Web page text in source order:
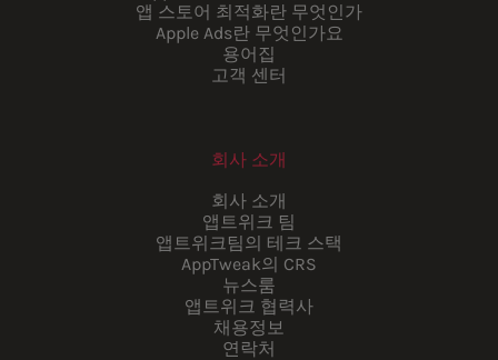
앱 스토어 최적화란 무엇인가
Apple Ads란 무엇인가요
용어집
고객 센터
회사 소개
회사 소개
앱트위크 팀
앱트위크팀의 테크 스택
AppTweak의 CRS
뉴스룸
앱트위크 협력사
채용정보
연락처